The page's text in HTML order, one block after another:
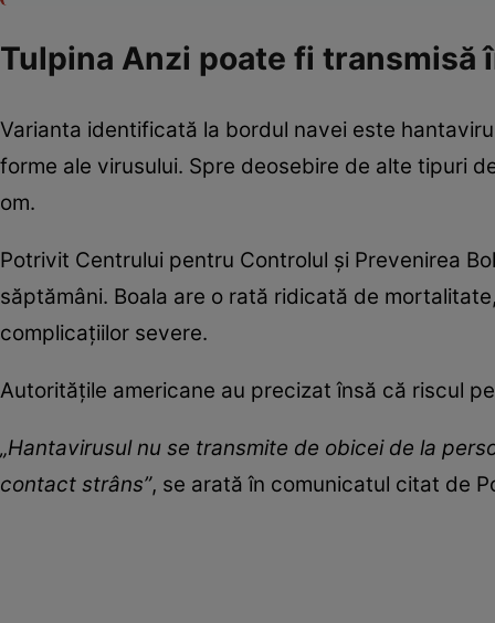
Tulpina Anzi poate fi transmisă
Varianta identificată la bordul navei este
forme ale virusului. Spre deosebire de alte tipuri
om.
Potrivit Centrului pentru Controlul și Prevenirea
săptămâni. Boala are o rată ridicată de
complicațiilor severe.
Autoritățile americane au precizat însă că riscul
„Hantavirusul nu se transmite de obicei de la
contact strâns”, se arată în comunicatul citat de